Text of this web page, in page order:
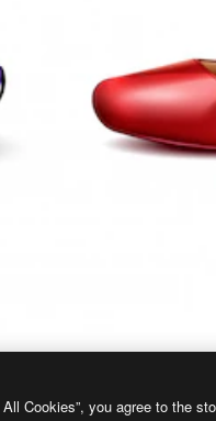
Cookies”, you agree to the